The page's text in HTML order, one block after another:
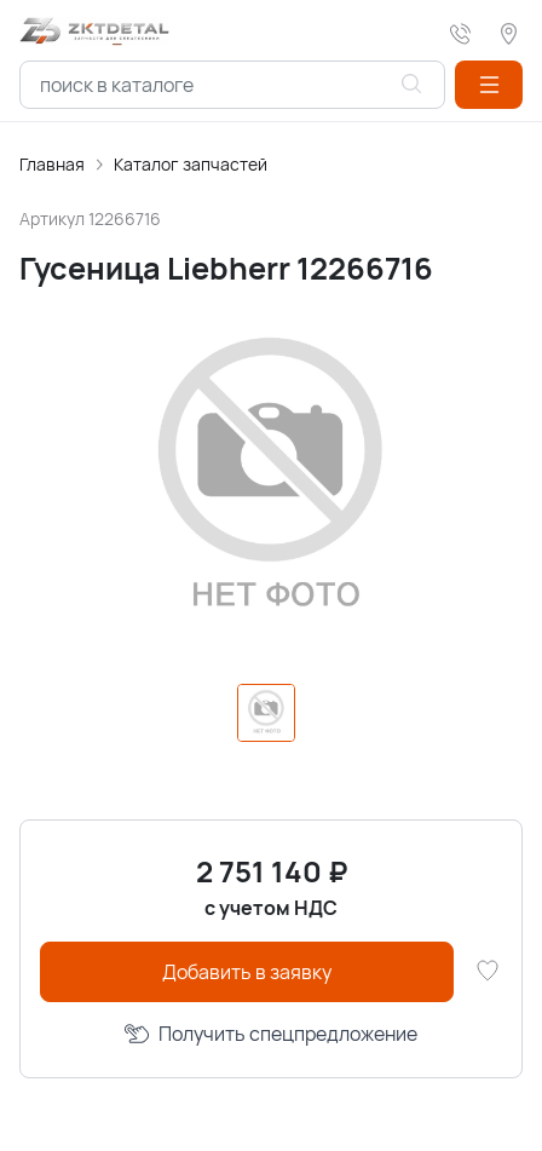
Главная Каталог запчастей
Артикул 12266716
Гусеница Liebherr 12266716
2 751 140 ₽
с учетом НДС
Добавить в заявку
Получить спецпредложение